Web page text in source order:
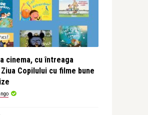
cinema, cu întreaga
Copilului cu filme bune